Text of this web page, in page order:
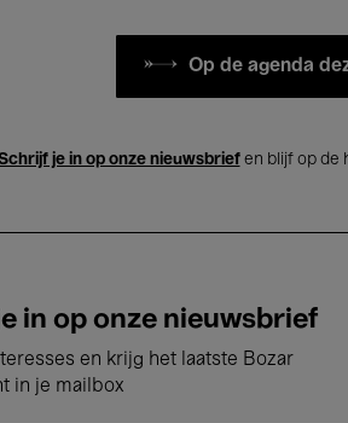
Op de agenda
je in op onze nieuwsbriefen blijf op de
in op onze nieuwsbrief
en krijg het laatste Bozar
in je mailbox